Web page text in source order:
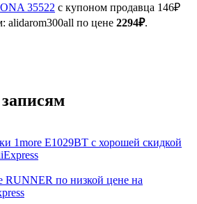
35522 с купоном продавца 146₽
alidarom300all по цене 2294₽.
1more E1029BT с хорошей скидкой
RUNNER по низкой цене на